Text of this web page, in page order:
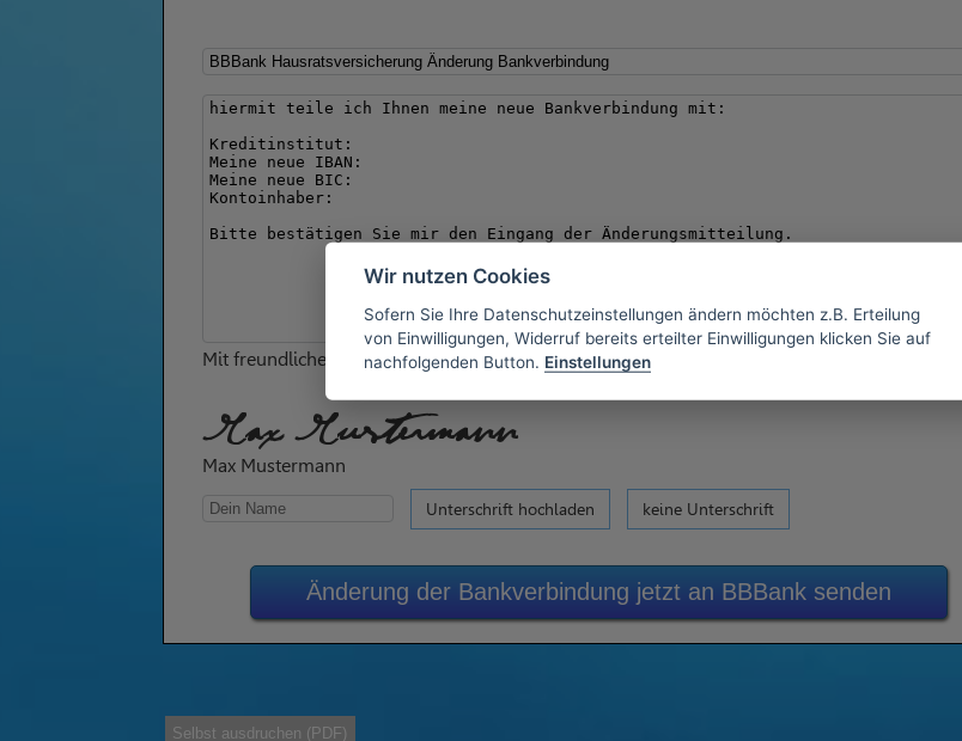
Mit freundlichen Grüßen
Max Mustermann
Max Mustermann
Unterschrift hochladen keine Unterschrift
Änderung der Bankverbindung jetzt an BBBank senden
Selbst ausdruchen (PDF)
Wir nutzen Cookies
Sofern Sie Ihre Datenschutzeinstellungen ändern möchten z.B. Erteilung
von Einwilligungen, Widerruf bereits erteilter Einwilligungen klicken Sie auf
nachfolgenden Button. Einstellungen